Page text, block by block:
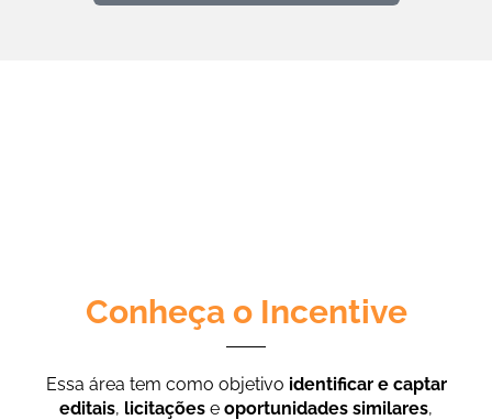
Conheça o Incentive
Essa área tem como objetivo identificar e captar
editais, licitações e oportunidades similares,